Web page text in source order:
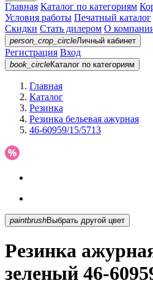
Главная Каталог по категориям
Условия работы Печатный каталог
Скидки Стать дилером О
person_crop_circleЛичный кабинет
Регистрация Вход
book_circleКаталог по категориям
Главная
Каталог
Резинка
Резинка бельевая ажурная
46-60959/15/5713
paintbrush Выбрать другой цвет
Резинка
зеленый 46-